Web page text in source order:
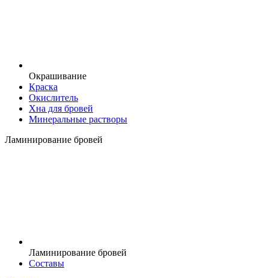
Окрашивание
Краска
Окислитель
Хна для бровей
Минеральные растворы
Ламинирование бровей
Ламинирование бровей
Составы